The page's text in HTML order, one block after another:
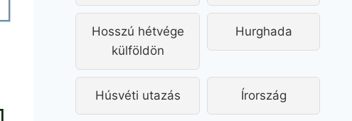
Hosszú hétvége
külföldön
Hurghada
Húsvéti utazás Írország